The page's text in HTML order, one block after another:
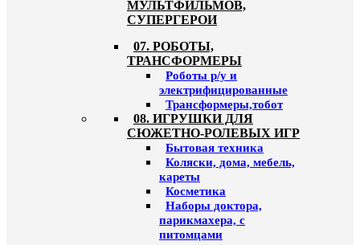
МУЛЬТФИЛЬМОВ,
СУПЕРГЕРОИ
07. РОБОТЫ,
ТРАНСФОРМЕРЫ
Роботы р/у и
электрифицированные
Трансформеры,тобот
08. ИГРУШКИ ДЛЯ
СЮЖЕТНО-РОЛЕВЫХ ИГР
Бытовая техника
Коляски, дома, мебель,
кареты
Косметика
Наборы доктора,
парикмахера, с
питомцами